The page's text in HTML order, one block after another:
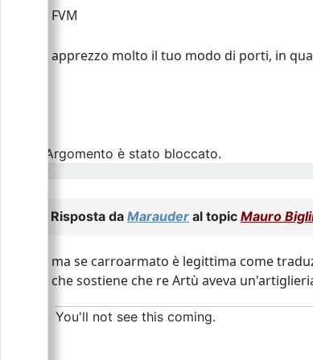
FVM
apprezzo molto il tuo modo di porti, in
L\'Argomento è stato bloccato.
Risposta da Marauder al topic Mauro
ma se carroarmato è legittima come
che sostiene che re Artù aveva
You'll not see this coming.